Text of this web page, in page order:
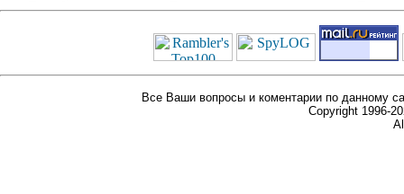
Все Ваши вопросы и коментарии по данному
Copyright 1996-